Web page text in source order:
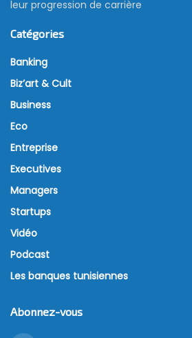
leur progression de carrière
Catégories
Banking
Biz’art & Cult
Business
Eco
Entreprise
Executives
Managers
Startups
Vidéo
Podcast
Les banques tunisiennes
Abonnez-vous